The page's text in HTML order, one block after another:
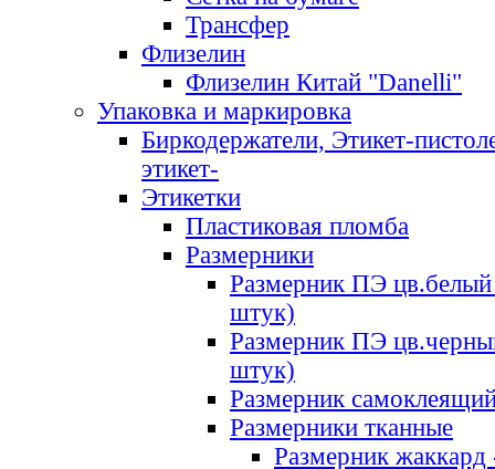
Трансфер
Флизелин
Флизелин Китай "Danelli"
Упаковка и маркировка
Биркодержатели, Этикет-
этикет-
Этикетки
Пластиковая пломба
Размерники
Размерник ПЭ цв.белый
штук)
Размерник ПЭ
штук)
Размерник
Размерники тканные
Размерник